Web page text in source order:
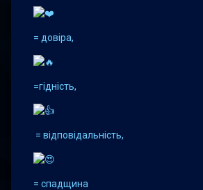
= довіра,
=гідність,
= відповідальність,
= спадщина